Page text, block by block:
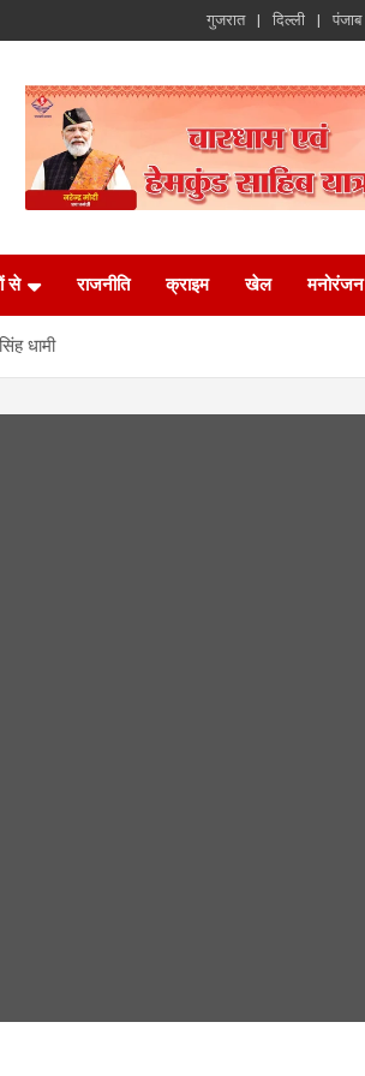
गुजरात दिल्ली पंजाब
से राजनीति क्राइम खेल मनोरंजन
धामी